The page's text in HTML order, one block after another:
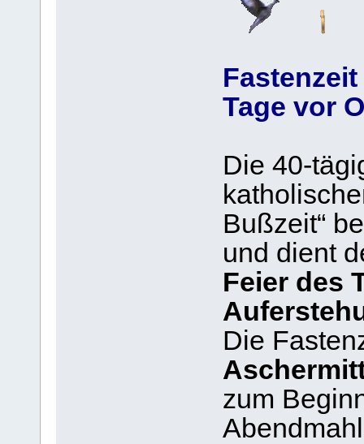
Tage vor
Die 40-
Bußzeit“
und dient
Feier des
Die
zum